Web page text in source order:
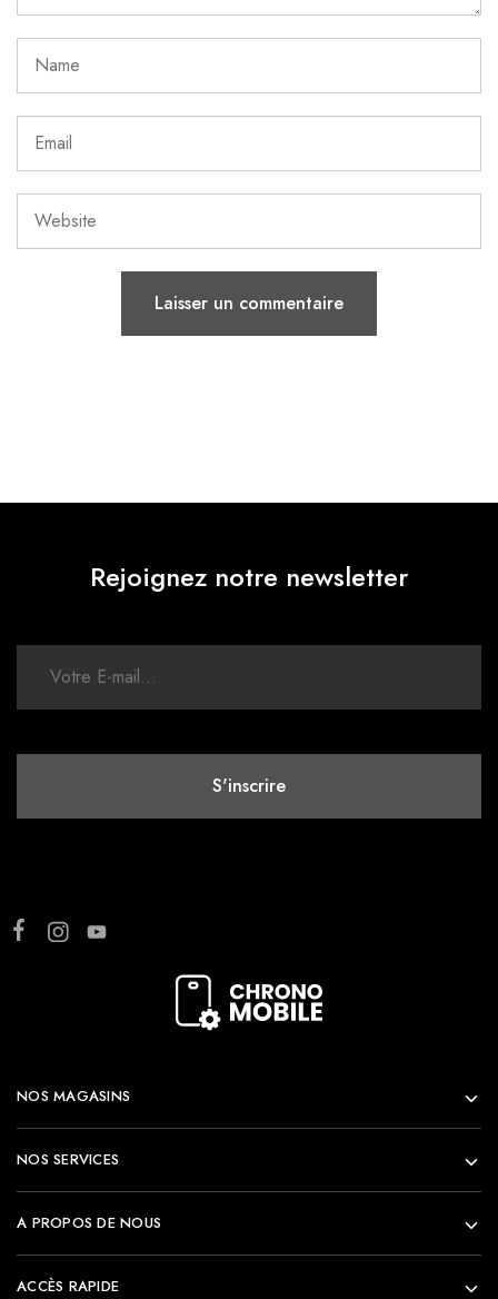
Rejoignez notre newsletter
NOS MAGASINS
NOS SERVICES
A PROPOS DE NOUS
ACCÈS RAPIDE